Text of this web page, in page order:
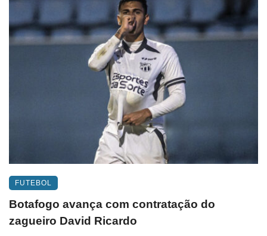
FUTEBOL
Botafogo avança com contratação do
zagueiro David Ricardo